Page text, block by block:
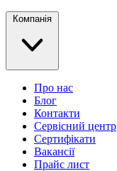
Компанія
Про нас
Блог
Контакти
Сервісний центр
Сертифікати
Вакансії
Прайс лист